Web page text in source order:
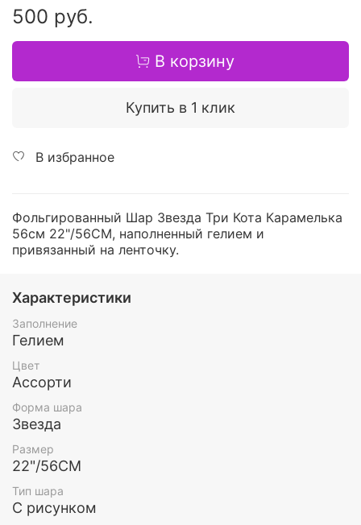
500 руб.
В корзину
Купить в 1 клик
В избранное
Фольгированный Шар Звезда Три Кота Карамелька
56см 22"/56СМ, наполненный гелием и
привязанный на ленточку.
Характеристики
Заполнение
Гелием
Цвет
Ассорти
Форма шара
Звезда
Размер
22"/56СМ
Тип шара
С рисунком